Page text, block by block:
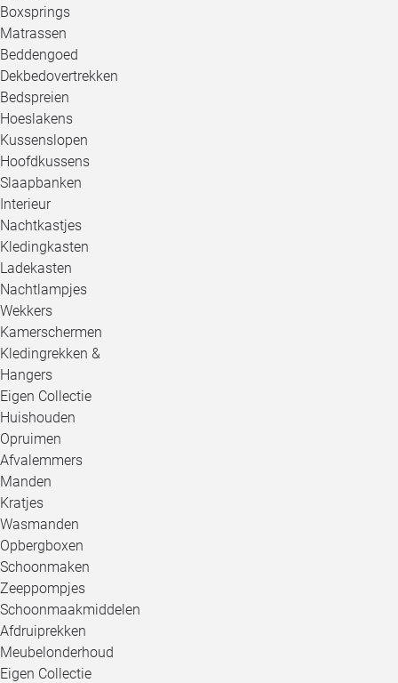
Boxsprings
Matrassen
Beddengoed
Dekbedovertrekken
Bedspreien
Hoeslakens
Kussenslopen
Hoofdkussens
Slaapbanken
Interieur
Nachtkastjes
Kledingkasten
Ladekasten
Nachtlampjes
Wekkers
Kamerschermen
Kledingrekken &
Hangers
Eigen Collectie
Huishouden
Opruimen
Afvalemmers
Manden
Kratjes
Wasmanden
Opbergboxen
Schoonmaken
Zeeppompjes
Schoonmaakmiddelen
Afdruiprekken
Meubelonderhoud
Eigen Collectie